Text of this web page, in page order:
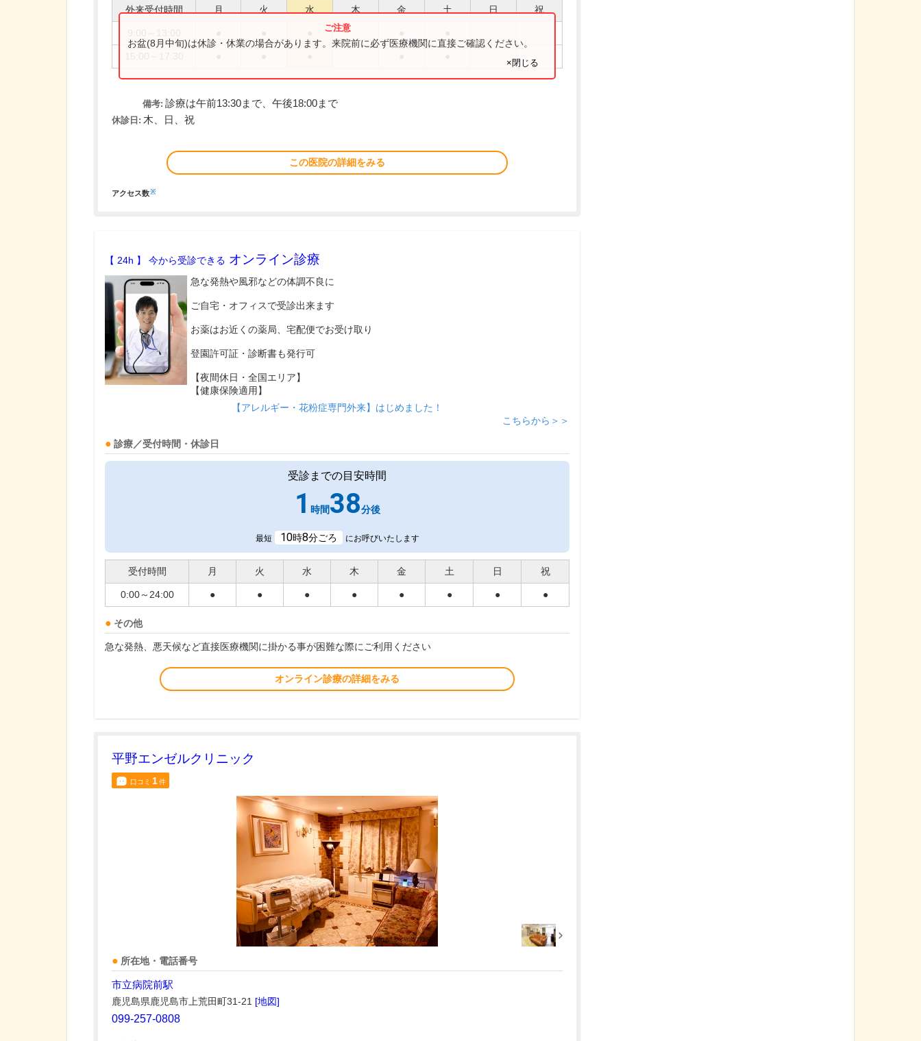
外来受付時間 月 火 水 木 金 土 日 祝
お盆(8月中旬)は休診・休業の場合があります。来院前に必ず医療機関に直接ご確認ください。
×閉じる
備考: 診療は午前13:30まで、午後18:00まで
休診日: 木、日、祝
この医院の詳細をみる
アクセス数※
【 24h 】 今から受診できる オンライン診療
急な発熱や風邪などの体調不良に
ご自宅・オフィスで受診出来ます
お薬はお近くの薬局、宅配便でお受け取り
登園許可証・診断書も発行可
【夜間休日・全国エリア】
【健康保険適用】
【アレルギー・花粉症専門外来】はじめました！
こちらから＞＞
診療／受付時間・休診日
受診までの目安時間
1 時間38分後
最短 10時8分ごろ にお呼びいたします
受付時間 月 火 水 木 金 土 日 祝
0:00～24:00 ● ● ● ● ● ● ● ●
その他
急な発熱、悪天候など直接医療機関に掛かる事が困難な際にご利用ください
オンライン診療の詳細をみる
平野エンゼルクリニック
口コミ 1件
所在地・電話番号
市立病院前駅
鹿児島県鹿児島市上荒田町31-21 [地図]
099-257-0808